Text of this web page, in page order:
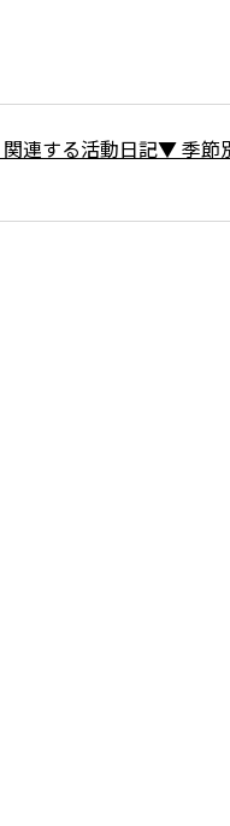
関連する活動日記▼季節